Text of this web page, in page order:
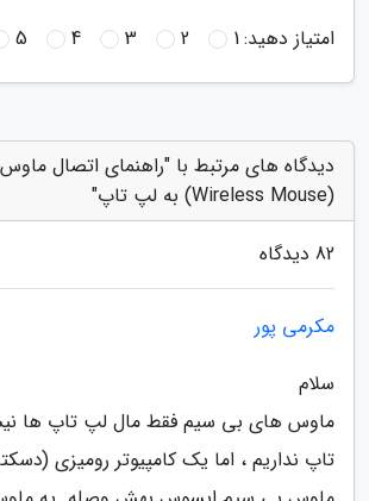
امتیاز دهید:1
2
3
4
5
دیدگاه های مرتبط با "راهنمای اتصال
(Wireless Mouse) به لپ تاپ"
82 دیدگاه
مکرمی پور
سلام
ماوس های بی سیم فقط مال لپ تاپ ها
تاپ نداریم ، اما یک کامپیوتر رومیزی